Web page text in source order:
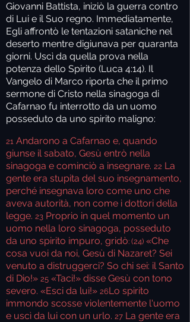
Giovanni Battista, iniziò la guerra contro
di Lui e il Suo regno. Immediatamente,
Egli affrontò le tentazioni sataniche nel
deserto mentre digiunava per quaranta
giorni. Uscì da quella prova nella
potenza dello Spirito (Luca 4:14). Il
Vangelo di Marco riporta che il primo
sermone di Cristo nella sinagoga di
Cafarnao fu interrotto da un uomo
posseduto da uno spirito maligno:
21 Andarono a Cafarnao e, quando
giunse il sabato, Gesù entrò nella
sinagoga e cominciò a insegnare. 22 La
gente era stupita del suo insegnamento,
perché insegnava loro come uno che
aveva autorità, non come i dottori della
legge. 23 Proprio in quel momento un
uomo nella loro sinagoga, posseduto
da uno spirito impuro, gridò: (24) «Che
cosa vuoi da noi, Gesù di Nazaret? Sei
venuto a distruggerci? So chi sei: il Santo
di Dio!» 25 «Taci!» disse Gesù con tono
severo. «Esci da lui!» 26Lo spirito
immondo scosse violentemente l'uomo
e uscì da lui con un urlo. 27 La gente era